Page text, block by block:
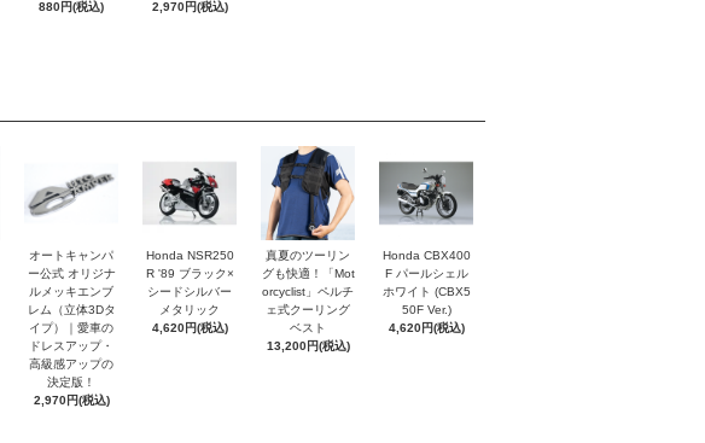
880円(税込)
2,970円(税込)
オートキャンパ
ー公式 オリジナ
ルメッキエンブ
レム（立体3Dタ
イプ）｜愛車の
ドレスアップ・
高級感アップの
決定版！
2,970円(税込)
Honda NSR250
R '89 ブラック×
シードシルバー
メタリック
4,620円(税込)
真夏のツーリン
グも快適！「Mot
orcyclist」ペルチ
ェ式クーリング
ベスト
13,200円(税込)
Honda CBX400
F パールシェル
ホワイト (CBX5
50F Ver.)
4,620円(税込)